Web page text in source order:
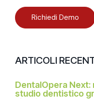
Richiedi Demo
ARTICOLI
DentalOpera
studio dentistico